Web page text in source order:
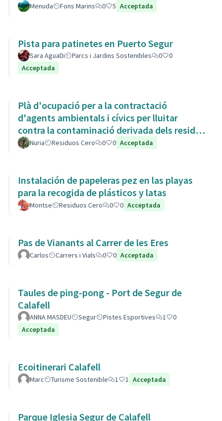
Menuda Fons Marins 0 5 Acceptada
Pista para patinetes en Puerto Segur
Sara AguaDi Parcs i Jardins Sostenibles 0
0
Acceptada
Plà d'ocupació per a la contractació
d'agents ambientals i cívics per lluitar
contra la contaminació derivada dels residus
de la Còvid-19
Nuria Residuos Cero 0 0 Acceptada
Instalación de papeleras pez en las playas
para la recogida de plásticos y latas
Montse Residuos Cero 0 0 Acceptada
Pas de Vianants al Carrer de les Eres
Carlos Carrers i Vials 0 0 Acceptada
Taules de ping-pong - Port de Segur de
Calafell
ANNA MASDEU Segur Pistes Esportives 1
0
Acceptada
Ecoitinerari Calafell
Marc Turisme Sostenible 1 1 Acceptada
Parque Iglesia Segur de Calafell